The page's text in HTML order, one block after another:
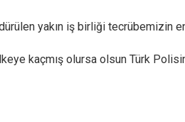
yakın iş birliği tecrübemizin
kaçmış olursa olsun Türk